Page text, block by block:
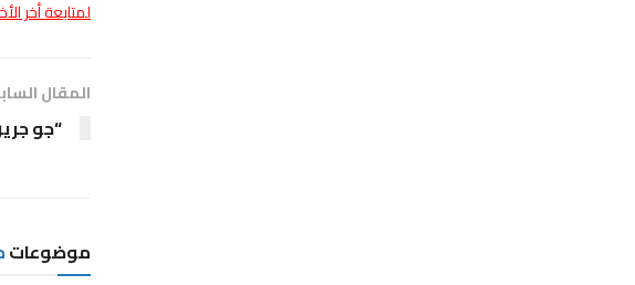
لمتابعة أخر
المقال
“جو جرين” تربح 24.4
موضوعات